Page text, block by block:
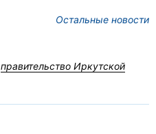
Остальные новости
правительство Иркутской